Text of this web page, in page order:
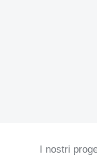
I nostri